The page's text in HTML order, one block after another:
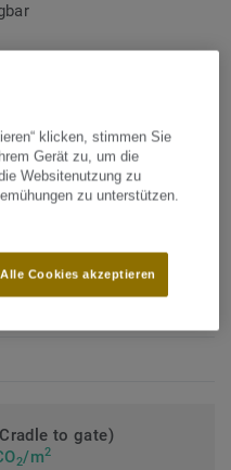
34 sehr starke Nutzung
Nutzung
to gate)
2/m2
klicken, stimmen Sie
Gerät zu, um die
Websitenutzung zu
zu unterstützen.
Alle Cookies akzeptieren